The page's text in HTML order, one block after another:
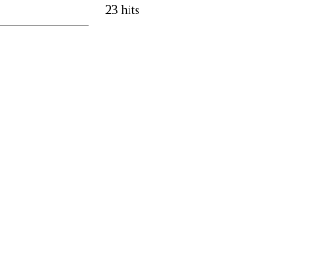
23 hits